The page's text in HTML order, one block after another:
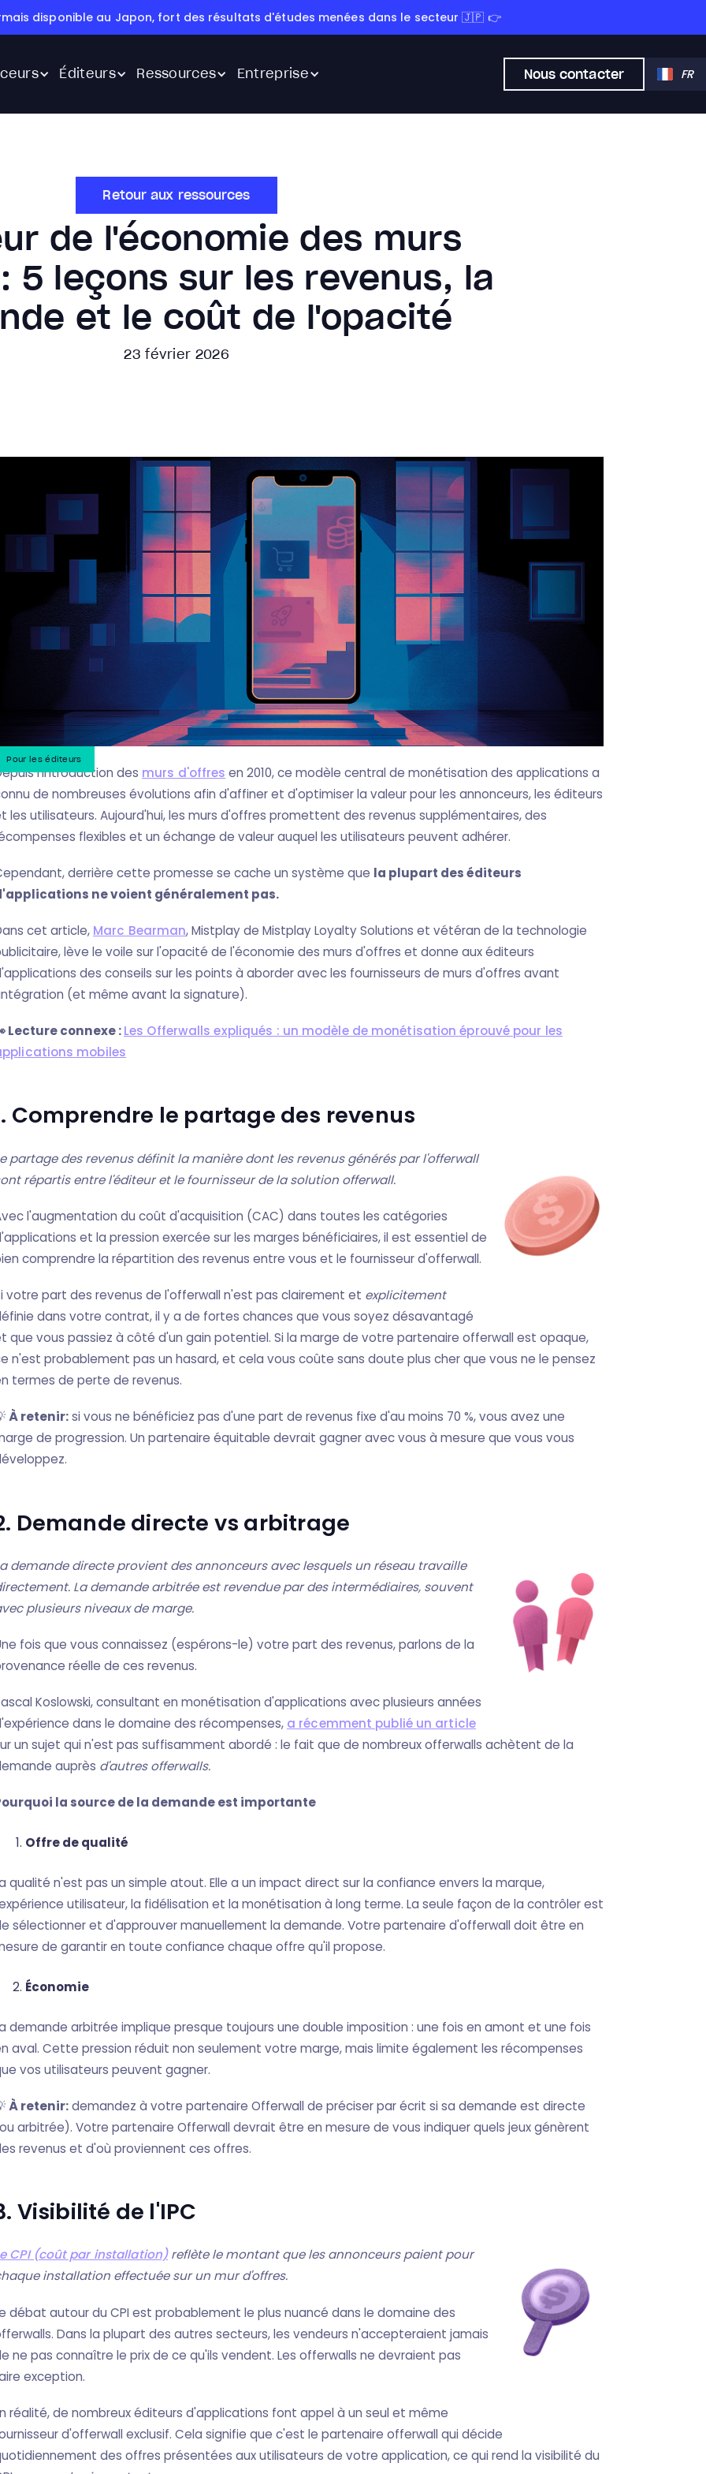
disponible au Japon, fort des résultats d'études menées dans le secteur 🇯🇵 👉
Éditeurs Ressources Entreprise FR
Nous contacter
Retour aux ressources
de l'économie des murs
5 leçons sur les revenus, la
et le coût de l'opacité
23 février 2026
Pour les éditeurs
l'introduction des murs d'offres en 2010, ce modèle central de monétisation des applications a
de nombreuses évolutions afin d'affiner et d'optimiser la valeur pour les annonceurs, les éditeurs
les utilisateurs. Aujourd'hui, les murs d'offres promettent des revenus supplémentaires, des
flexibles et un échange de valeur auquel les utilisateurs peuvent adhérer.
derrière cette promesse se cache un système que la plupart des éditeurs
ne voient généralement pas.
cet article, Marc Bearman, Mistplay de Mistplay Loyalty Solutions et vétéran de la technologie
lève le voile sur l'opacité de l'économie des murs d'offres et donne aux éditeurs
des conseils sur les points à aborder avec les fournisseurs de murs d'offres avant
(et même avant la signature).
Lecture connexe :Les Offerwalls expliqués : un modèle de monétisation éprouvé pour les
mobiles‍
Comprendre le partage des revenus
partage des revenus définit la manière dont les revenus générés par l'offerwall
répartis entre l'éditeur et le fournisseur de la solution offerwall.
l'augmentation du coût d'acquisition (CAC) dans toutes les catégories
et la pression exercée sur les marges bénéficiaires, il est essentiel de
comprendre la répartition des revenus entre vous et le fournisseur d'offerwall.
votre part des revenus de l'offerwall n'est pas clairement et explicitement
dans votre contrat, il y a de fortes chances que vous soyez désavantagé
que vous passiez à côté d'un gain potentiel. Si la marge de votre partenaire offerwall est opaque,
n'est probablement pas un hasard, et cela vous coûte sans doute plus cher que vous ne le pensez
termes de perte de revenus.
À retenir:si vous ne bénéficiez pas d'une part de revenus fixe d'au moins 70 %, vous avez une
de progression. Un partenaire équitable devrait gagner avec vous à mesure que vous vous
Demande directe vs arbitrage
demande directe provient des annonceurs avec lesquels un réseau travaille
La demande arbitrée est revendue par des intermédiaires, souvent
plusieurs niveaux de marge.
fois que vous connaissez (espérons-le) votre part des revenus, parlons de la
réelle de ces revenus.
Koslowski, consultant en monétisation d'applications avec plusieurs années
dans le domaine des récompenses, a récemment publié un article
un sujet qui n'est pas suffisamment abordé : le fait que de nombreux offerwalls achètent de la
auprès d'autres offerwalls.
la source de la demande est importante
Offre de qualité
qualité n'est pas un simple atout. Elle a un impact direct sur la confiance envers la marque,
utilisateur, la fidélisation et la monétisation à long terme. La seule façon de la contrôler est
sélectionner et d'approuver manuellement la demande. Votre partenaire d'offerwall doit être en
de garantir en toute confiance chaque offre qu'il propose.
Économie
demande arbitrée implique presque toujours une double imposition : une fois en amont et une fois
aval. Cette pression réduit non seulement votre marge, mais limite également les récompenses
vos utilisateurs peuvent gagner.
À retenir:demandez à votre partenaire Offerwall de préciser par écrit si sa demande est directe
arbitrée). Votre partenaire Offerwall devrait être en mesure de vous indiquer quels jeux génèrent
revenus et d'où proviennent ces offres.
Visibilité de l'IPC
CPI (coût par installation)reflète le montant que les annonceurs paient pour
installation effectuée sur un mur d'offres.
débat autour du CPI est probablement le plus nuancé dans le domaine des
Dans la plupart des autres secteurs, les vendeurs n'accepteraient jamais
ne pas connaître le prix de ce qu'ils vendent. Les offerwalls ne devraient pas
exception.
réalité, de nombreux éditeurs d'applications font appel à un seul et même
d'offerwall exclusif. Cela signifie que c'est le partenaire offerwall qui décide
des offres présentées aux utilisateurs de votre application, ce qui rend la visibilité du